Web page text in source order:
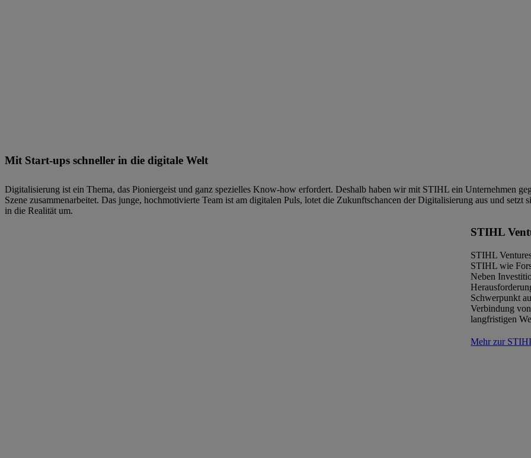
Mit Start-ups schneller in die digitale Welt
Digitalisierung ist ein Thema, das Pioniergeist und ganz spezielles Know-how erfordert. Deshalb haben wir mit STIHL ein Unternehmen
Szene zusammenarbeitet. Das junge, hochmotivierte Team ist am digitalen Puls, lotet die Zukunftschancen der Digitalisierung aus und setzt
in die Realität um.
STIHL
STIHL
STIHL wie
Neben
Schwerpunkt
Verbindung
langfristigen
Mehr zur